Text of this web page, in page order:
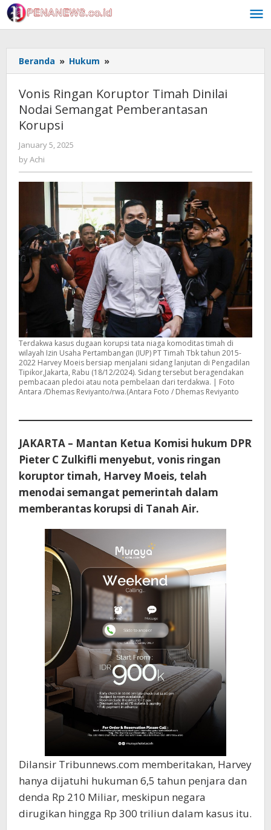
Skip
to
content
Beranda » Hukum »
Ringan
Timah
Dinilai
Vonis Ringan Koruptor Timah Dinilai
Nodai Semangat Pemberantasan
Korupsi
January 5, 2025
byAchi
Terdakwa kasus dugaan korupsi tata niaga komoditas timah di
wilayah Izin Usaha Pertambangan (IUP) PT Timah Tbk tahun 2015-
2022 Harvey Moeis bersiap menjalani sidang lanjutan di Pengadilan
Tipikor,Jakarta, Rabu (18/12/2024). Sidang tersebut beragendakan
pembacaan pledoi atau nota pembelaan dari terdakwa. | Foto
Antara /Dhemas Reviyanto/rwa.(Antara Foto / Dhemas Reviyanto
JAKARTA – Mantan Ketua Komisi hukum DPR
Pieter C Zulkifli menyebut, vonis ringan
koruptor timah, Harvey Moeis, telah
menodai semangat pemerintah dalam
memberantas korupsi di Tanah Air.
Dilansir Tribunnews.com memberitakan, Harvey
hanya dijatuhi hukuman 6,5 tahun penjara dan
denda Rp 210 Miliar, meskipun negara
dirugikan hingga Rp 300 triliun dalam kasus itu.